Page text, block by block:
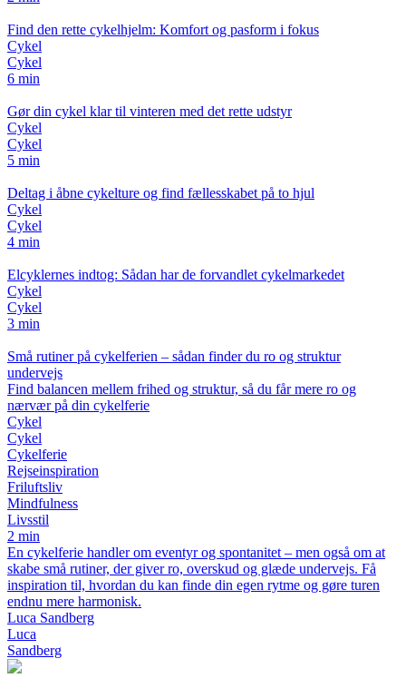
Find den rette cykelhjelm: Komfort og pasform i fokus
Cykel
Cykel
6 min
Gør din cykel klar til vinteren med det rette udstyr
Cykel
Cykel
5 min
Deltag i åbne cykelture og find fællesskabet på to hjul
Cykel
Cykel
4 min
Elcyklernes indtog: Sådan har de forvandlet cykelmarkedet
Cykel
Cykel
3 min
Små rutiner på cykelferien – sådan finder du ro og struktur
undervejs
Find balancen mellem frihed og struktur, så du får mere ro og
nærvær på din cykelferie
Cykel
Cykel
Cykelferie
Rejseinspiration
Friluftsliv
Mindfulness
Livsstil
2 min
En cykelferie handler om eventyr og spontanitet – men også om at
skabe små rutiner, der giver ro, overskud og glæde undervejs. Få
inspiration til, hvordan du kan finde din egen rytme og gøre turen
endnu mere harmonisk.
Luca Sandberg
Luca
Sandberg